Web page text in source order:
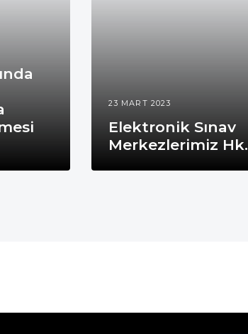
23 MART 2023
Elektronik Sınav
Merkezlerimiz Hk.